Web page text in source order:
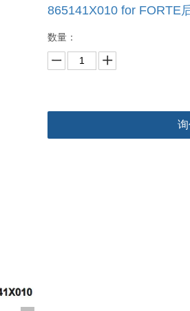
865141X010 for FORTE
数量：